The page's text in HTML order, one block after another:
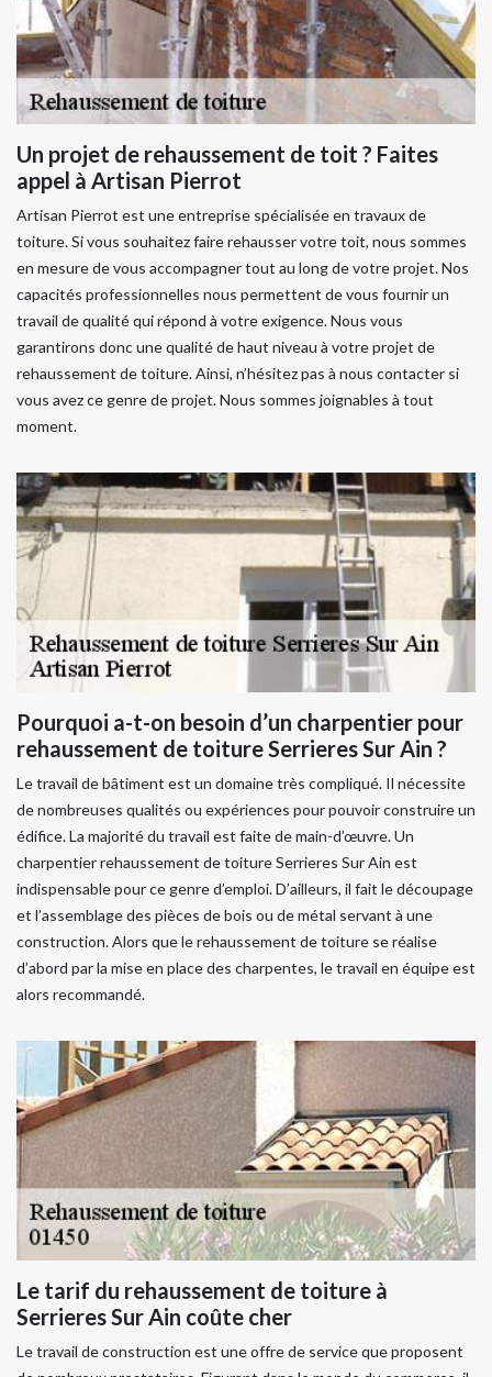
Un projet de rehaussement de toit ? Faites
appel à Artisan Pierrot
Artisan Pierrot est une entreprise spécialisée en travaux de
toiture. Si vous souhaitez faire rehausser votre toit, nous sommes
en mesure de vous accompagner tout au long de votre projet. Nos
capacités professionnelles nous permettent de vous fournir un
travail de qualité qui répond à votre exigence. Nous vous
garantirons donc une qualité de haut niveau à votre projet de
rehaussement de toiture. Ainsi, n’hésitez pas à nous contacter si
vous avez ce genre de projet. Nous sommes joignables à tout
moment.
Pourquoi a-t-on besoin d’un charpentier pour
rehaussement de toiture Serrieres Sur Ain ?
Le travail de bâtiment est un domaine très compliqué. Il nécessite
de nombreuses qualités ou expériences pour pouvoir construire un
édifice. La majorité du travail est faite de main-d’œuvre. Un
charpentier rehaussement de toiture Serrieres Sur Ain est
indispensable pour ce genre d’emploi. D’ailleurs, il fait le découpage
et l’assemblage des pièces de bois ou de métal servant à une
construction. Alors que le rehaussement de toiture se réalise
d’abord par la mise en place des charpentes, le travail en équipe est
alors recommandé.
Le tarif du rehaussement de toiture à
Serrieres Sur Ain coûte cher
Le travail de construction est une offre de service que proposent